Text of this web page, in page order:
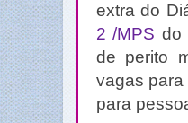
extra do
2 /MPS do
de perito
vagas para
para